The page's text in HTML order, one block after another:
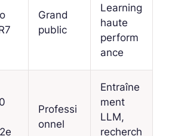
Grand
public
Learning
haute
perform
ance
Professi
onnel
Entraîne
ment
LLM,
recherch